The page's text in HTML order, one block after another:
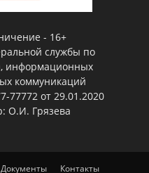
- 16+
службы по
информационных
коммуникаций
77772 от 29.01.2020
О.И. Грязева
Документы Контакты